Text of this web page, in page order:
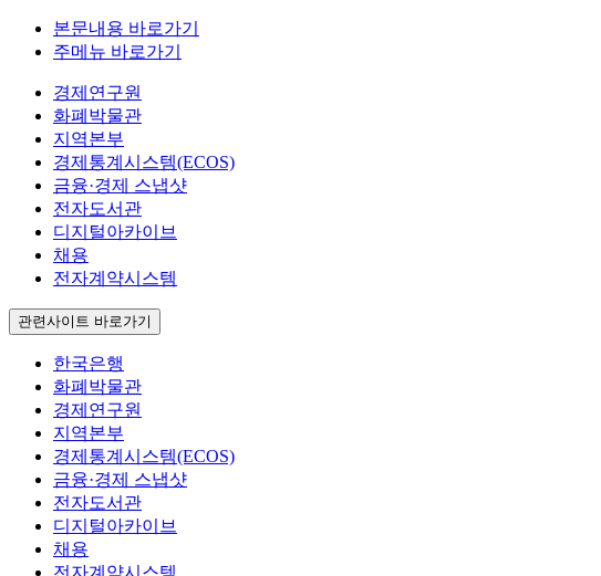
본문내용 바로가기
주메뉴 바로가기
경제연구원
화폐박물관
지역본부
경제통계시스템(ECOS)
금융·경제 스냅샷
전자도서관
디지털아카이브
채용
전자계약시스템
관련사이트 바로가기
한국은행
화폐박물관
경제연구원
지역본부
경제통계시스템(ECOS)
금융·경제 스냅샷
전자도서관
디지털아카이브
채용
전자계약시스템